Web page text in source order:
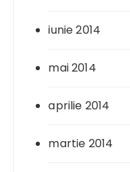
iunie 2014
mai 2014
aprilie 2014
martie 2014